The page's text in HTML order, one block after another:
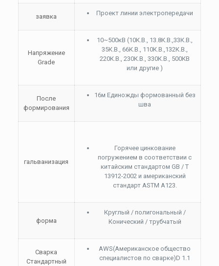
заявка Проект линии электропередачи
Напряжение
Grade
10~500кВ (10К.В., 13.8К.В.,33К.В.,
35К.В., 66К.В., 110К.В.,132К.В.,
220К.В., 230К.В., 330К.В., 500КВ
или другие )
После
формирования
16м Единожды формованный без
шва
гальванизация
Горячее цинкование
погружением в соответствии с
китайским стандартом GB / T
13912-2002 и американский
стандарт ASTM A123.
форма
Круглый / полигональный /
Конический / трубчатый
Сварка
Стандартный
AWS(Американское общество
специалистов по сварке)D 1.1